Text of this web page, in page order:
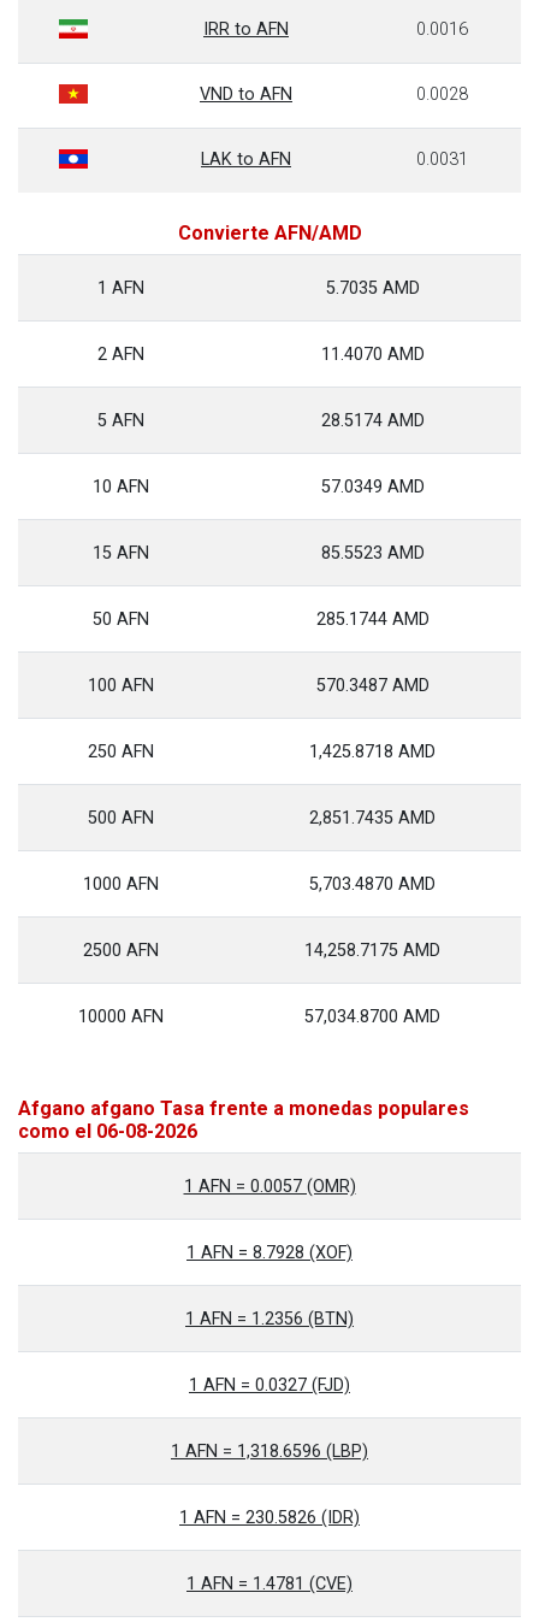
IRR to AFN 0.0016
VND to AFN 0.0028
LAK to AFN 0.0031
Convierte AFN/AMD
1 AFN 5.7035 AMD
2 AFN 11.4070 AMD
5 AFN 28.5174 AMD
10 AFN 57.0349 AMD
15 AFN 85.5523 AMD
50 AFN 285.1744 AMD
100 AFN 570.3487 AMD
250 AFN 1,425.8718 AMD
500 AFN 2,851.7435 AMD
1000 AFN 5,703.4870 AMD
2500 AFN 14,258.7175 AMD
10000 AFN 57,034.8700 AMD
Afgano afgano Tasa frente a monedas populares
como el 06-08-2026
1 AFN = 0.0057 (OMR)
1 AFN = 8.7928 (XOF)
1 AFN = 1.2356 (BTN)
1 AFN = 0.0327 (FJD)
1 AFN = 1,318.6596 (LBP)
1 AFN = 230.5826 (IDR)
1 AFN = 1.4781 (CVE)